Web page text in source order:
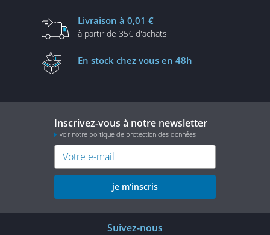
Livraison à 0,01 €
à partir de 35€ d'achats
En stock chez vous en 48h
Inscrivez-vous à notre newsletter
voir notre politique de protection des données
je m'inscris
Suivez-nous